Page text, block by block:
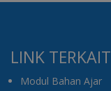
LINK TERKAIT
Modul Bahan Ajar